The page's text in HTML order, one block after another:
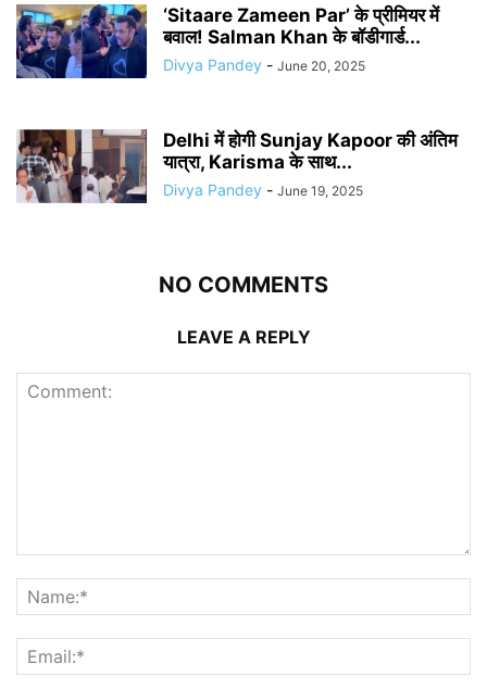
‘Sitaare Zameen Par’ के प्रीमियर में
बवाल! Salman Khan के बॉडीगार्ड...
Divya Pandey - June 20, 2025
Delhi में होगी Sunjay Kapoor की अंतिम
यात्रा, Karisma के साथ...
Divya Pandey - June 19, 2025
NO COMMENTS
LEAVE A REPLY